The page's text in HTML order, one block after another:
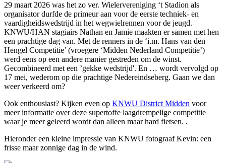
29 maart 2026 was het zo ver. Wielervereniging ‘t Stadion als
organisator durfde de primeur aan voor de eerste techniek- en
vaardigheidswedstrijd in het wegwielrennen voor de jeugd.
KNWU/HAN stagiairs Nathan en Jamie maakten er samen met hen
een prachtige dag van. Met de renners in de ‘i.m. Hans van den
Hengel Competitie’ (vroegere ‘Midden Nederland Competitie’)
werd eens op een andere manier gestreden om de winst.
Gecombineerd met een ’gekke wedstrijd'. En … wordt vervolgd op
17 mei, wederom op die prachtige Nedereindseberg. Gaan we dan
weer verkeerd om?
Ook enthousiast? Kijken even op KNWU District Midden voor
meer informatie over deze supertoffe laagdrempelige competitie
waar je meer geleerd wordt dan alleen maar hard fietsen. .
Hieronder een kleine impressie van KNWU fotograaf Kevin: een
frisse maar zonnige dag in de wind.